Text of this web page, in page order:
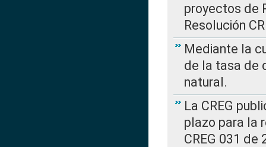
proyectos de
Resolución
Mediante la
de la tasa de
natural.
La CREG
plazo para la
CREG 031 de